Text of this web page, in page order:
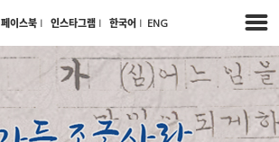
페이스북 l 인스타그램 l 한국어 l ENG